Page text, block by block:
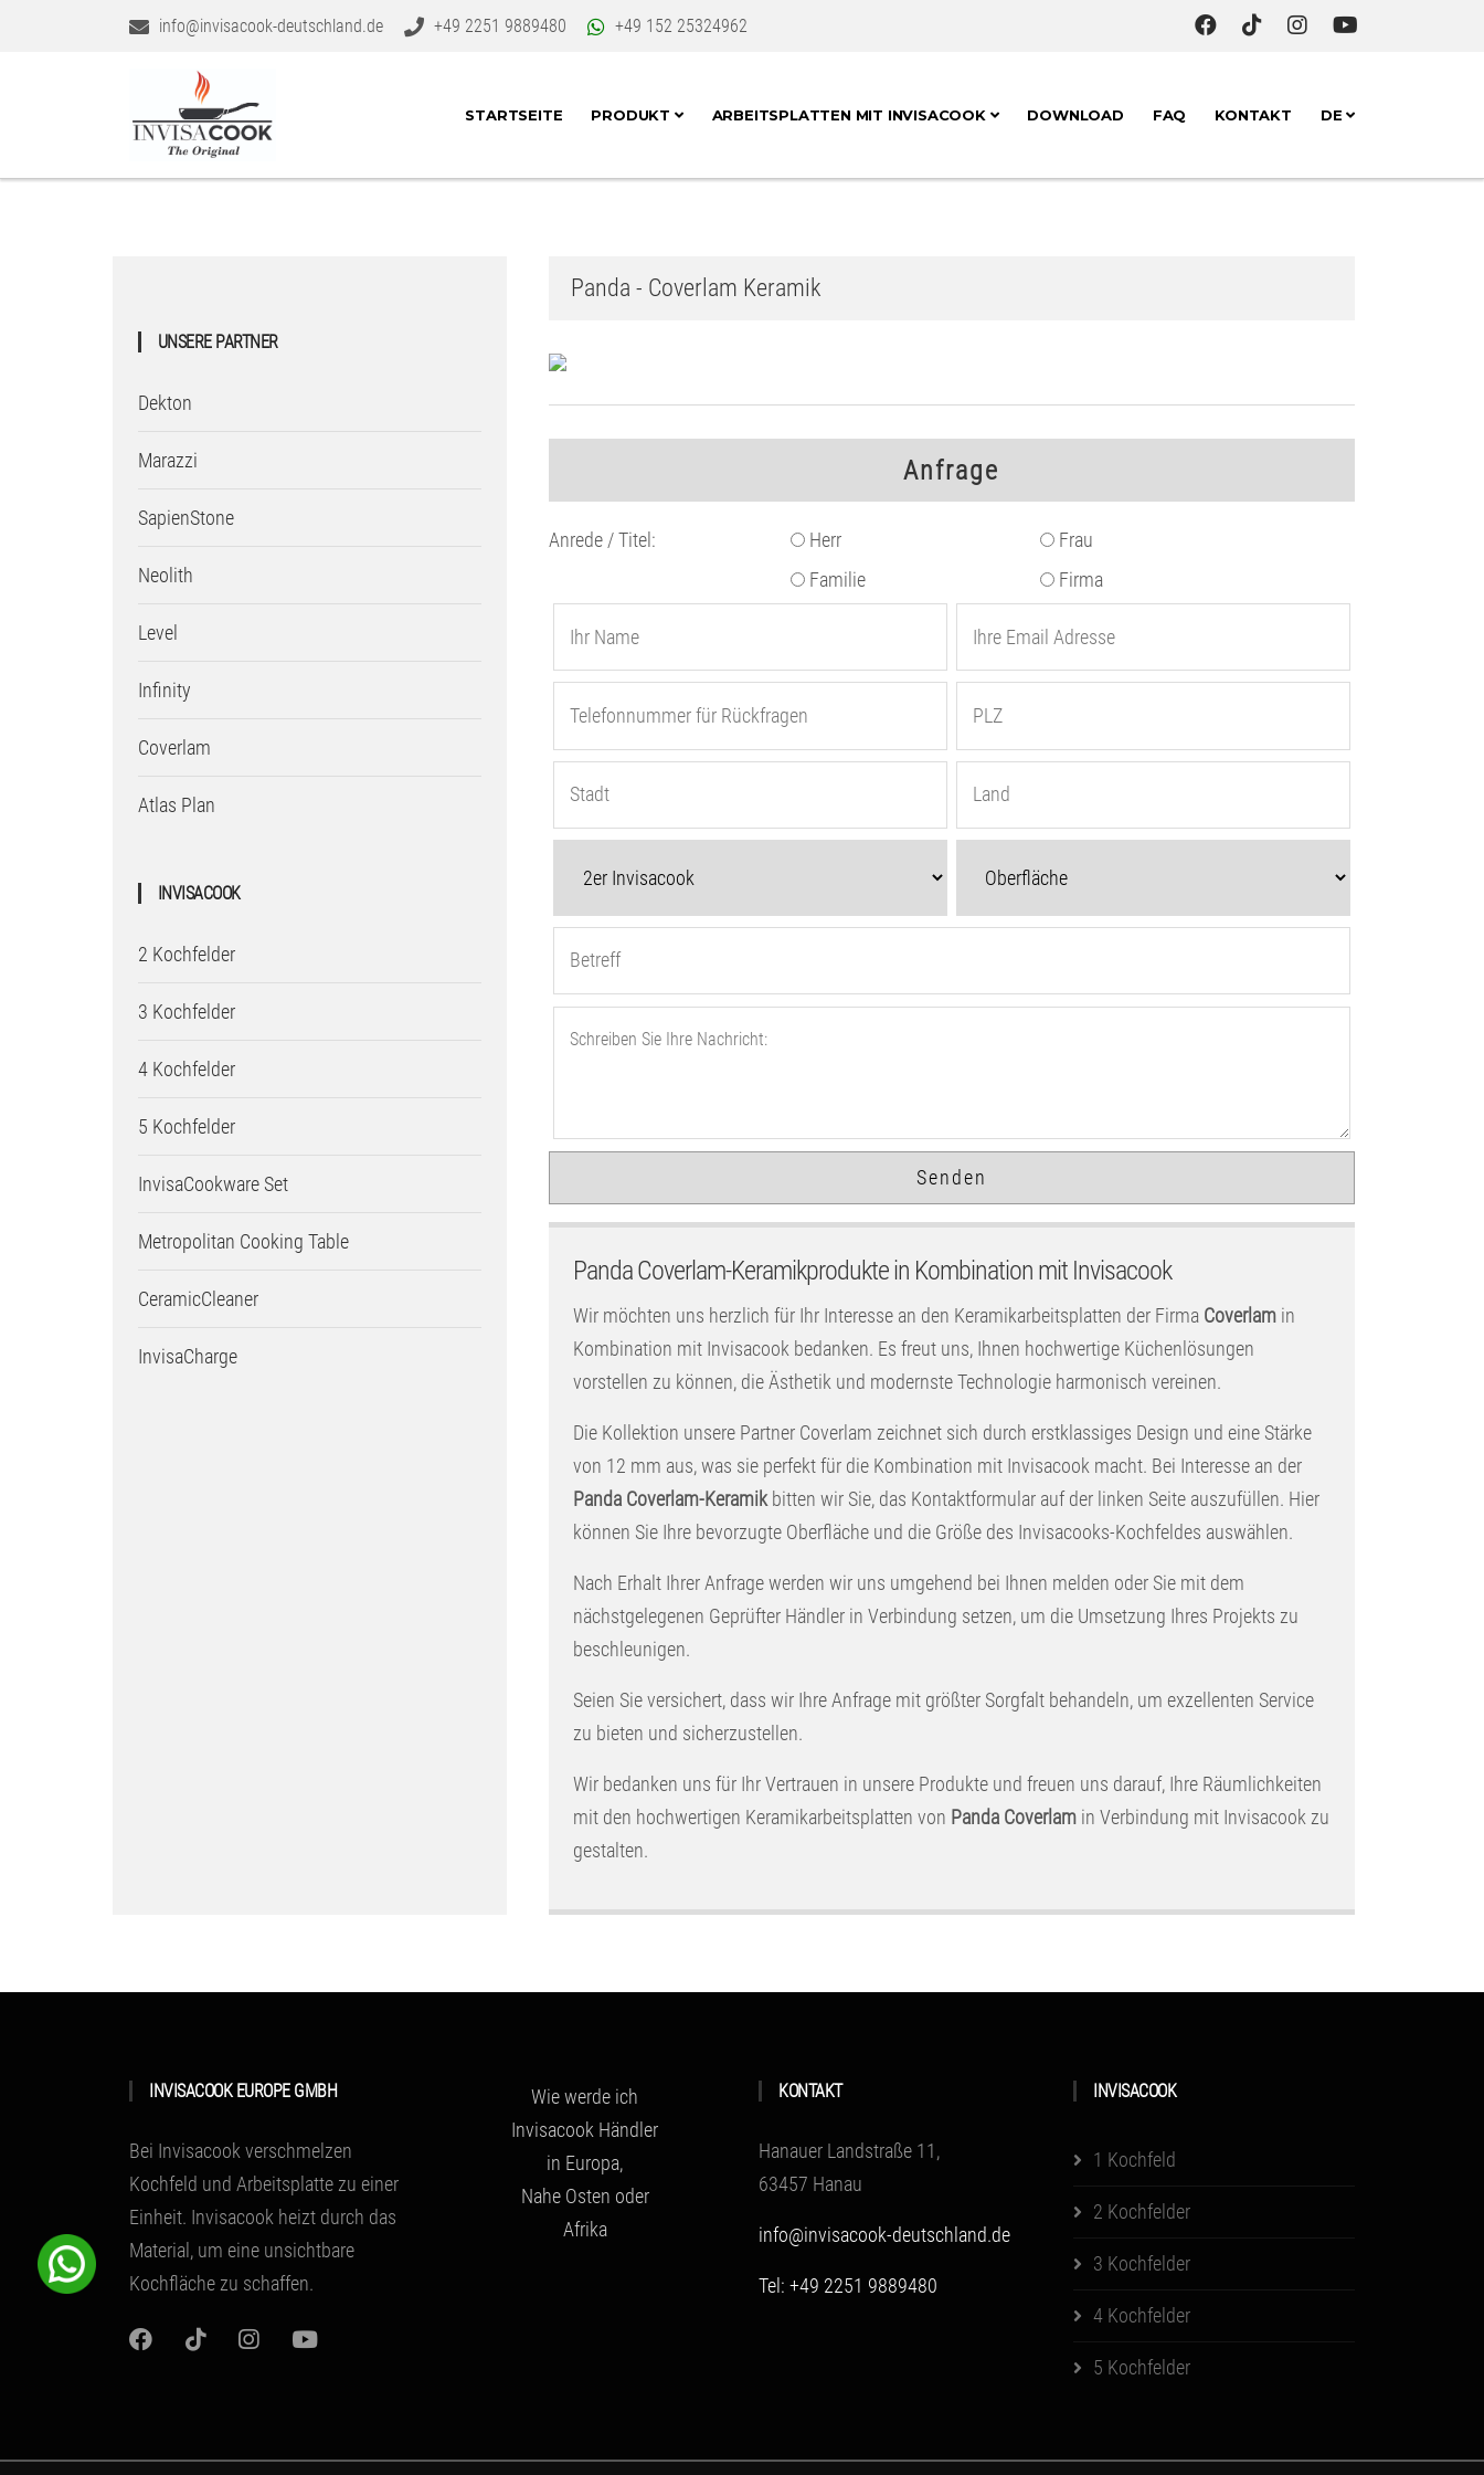
info@invisacook-deutschland.de +49 2251 9889480 +49 152 25324962
STARTSEITE PRODUKT ARBEITSPLATTEN MIT INVISACOOK DOWNLOAD FAQ KONTAKT DE
UNSERE PARTNER
Dekton
Marazzi
SapienStone
Neolith
Level
Infinity
Coverlam
Atlas Plan
INVISACOOK
2 Kochfelder
3 Kochfelder
4 Kochfelder
5 Kochfelder
InvisaCookware Set
Metropolitan Cooking Table
CeramicCleaner
InvisaCharge
Panda - Coverlam Keramik
Anfrage
Anrede / Titel: Herr
Frau
Familie
Firma
Panda Coverlam-Keramikprodukte in Kombination mit Invisacook
Wir möchten uns herzlich für Ihr Interesse an den Keramikarbeitsplatten der Firma Coverlamin
Kombination mit Invisacook bedanken. Es freut uns, Ihnen hochwertige Küchenlösungen
vorstellen zu können, die Ästhetik und modernste Technologie harmonisch vereinen.
Die Kollektion unsere Partner Coverlam zeichnet sich durch erstklassiges Design und eine Stärke
von 12 mm aus, was sie perfekt für die Kombination mit Invisacook macht. Bei Interesse an der
Panda Coverlam-Keramikbitten wir Sie, das Kontaktformular auf der linken Seite auszufüllen. Hier
können Sie Ihre bevorzugte Oberfläche und die Größe des Invisacooks-Kochfeldes auswählen.
Nach Erhalt Ihrer Anfrage werden wir uns umgehend bei Ihnen melden oder Sie mit dem
nächstgelegenen Geprüfter Händler in Verbindung setzen, um die Umsetzung Ihres Projekts zu
beschleunigen.
Seien Sie versichert, dass wir Ihre Anfrage mit größter Sorgfalt behandeln, um exzellenten Service
zu bieten und sicherzustellen.
Wir bedanken uns für Ihr Vertrauen in unsere Produkte und freuen uns darauf, Ihre Räumlichkeiten
mit den hochwertigen Keramikarbeitsplatten von Panda Coverlamin Verbindung mit Invisacook zu
gestalten.
INVISACOOK EUROPE GMBH
Bei Invisacook verschmelzen
Kochfeld und Arbeitsplatte zu einer
Einheit. Invisacook heizt durch das
Material , um eine unsichtbare
Kochfläche zu schaffen.
Wie werde ich
Invisacook Händler
in Europa,
Nahe Osten oder
Afrika
KONTAKT
Hanauer Landstraße 11,
63457 Hanau
info@invisacook-deutschland.de
Tel: +49 2251 9889480
INVISACOOK
1 Kochfeld
2 Kochfelder
3 Kochfelder
4 Kochfelder
5 Kochfelder